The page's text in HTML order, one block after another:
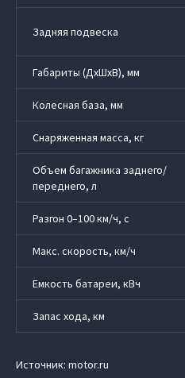
Задняя подвеска
Габариты (ДхШхВ), мм
Колесная база, мм
Снаряженная масса, кг
Объем багажника заднего/
переднего, л
Разгон 0–100 км/ч, с
Макс. скорость, км/ч
Емкость батареи, кВч
Запас хода, км
Источник: motor.ru